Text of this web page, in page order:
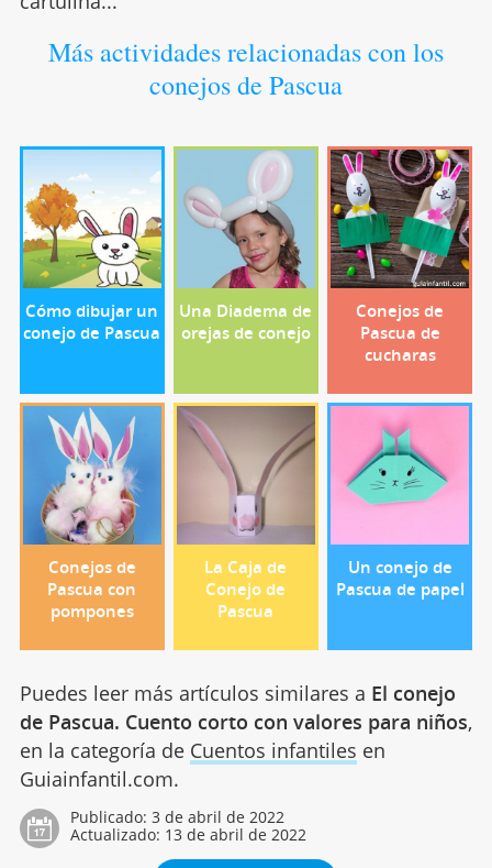
Más actividades relacionadas con los
conejos de Pascua
Cómo dibujar un
conejo de Pascua
Una Diadema de
orejas de conejo
Conejos de
Pascua de
cucharas
Conejos de
Pascua con
pompones
La Caja de
Conejo de
Pascua
Un conejo de
Pascua de papel
Puedes leer más artículos similares a El conejo
de Pascua. Cuento corto con valores para niños,
en la categoría de Cuentos infantiles en
Guiainfantil.com.
Publicado: 3 de abril de 2022
Actualizado: 13 de abril de 2022